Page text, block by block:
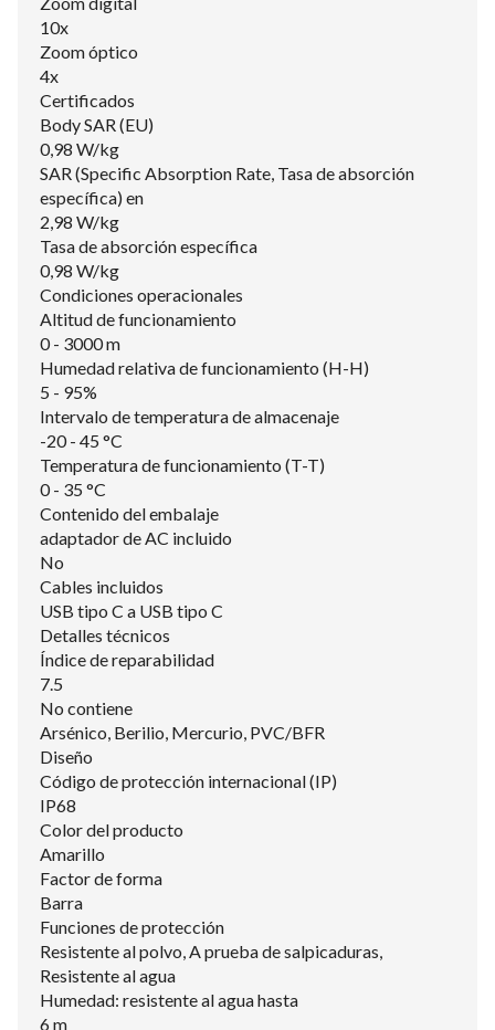
10x
Zoom óptico
4x
Certificados
Body SAR (EU)
0,98 W/kg
SAR (Specific Absorption Rate, Tasa de absorción
específica) en
2,98 W/kg
Tasa de absorción específica
0,98 W/kg
Condiciones operacionales
Altitud de funcionamiento
0 - 3000 m
Humedad relativa de funcionamiento (H-H)
5 - 95%
Intervalo de temperatura de almacenaje
-20 - 45 °C
Temperatura de funcionamiento (T-T)
0 - 35 °C
Contenido del embalaje
adaptador de AC incluido
No
Cables incluidos
USB tipo C a USB tipo C
Detalles técnicos
Índice de reparabilidad
7.5
No contiene
Arsénico, Berilio, Mercurio, PVC/BFR
Diseño
Código de protección internacional (IP)
IP68
Color del producto
Amarillo
Factor de forma
Barra
Funciones de protección
Resistente al polvo, A prueba de salpicaduras,
Resistente al agua
Humedad: resistente al agua hasta
6 m